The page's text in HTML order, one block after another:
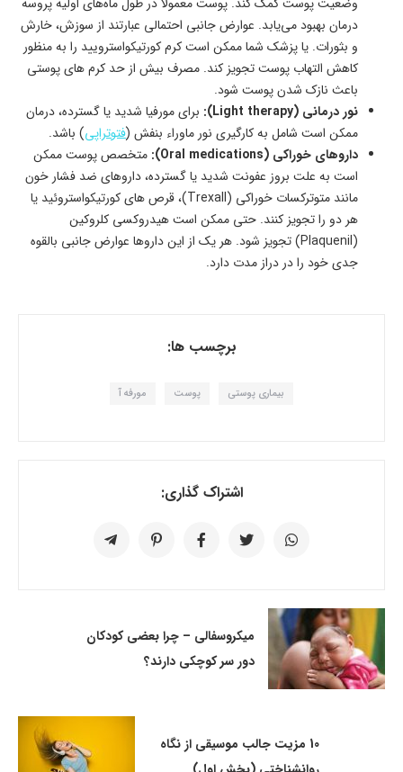
درمان بهبود می‌یابد. عوارض جانبی احتمالی عبارتند از سوزش، خارش
و بثورات. یا پزشک شما ممکن است کرم کورتیکواسترویید را به منظور
کاهش التهاب پوست تجویز کند. مصرف بیش از حد کرم های پوستی
باعث نازک شدن پوست شود.
نور درمانی (Light therapy
): برای مورفیا شدید یا گسترده، درمان
ممکن است شامل به کارگیری نور ماوراء بنفش (فتوتراپی) باشد.
داروهای خوراکی (Oral medications
): متخصص پوست ممکن
است به علت بروز عفونت شدید یا گسترده، داروهای ضد فشار خون
مانند متوترکسات خوراکی (Trexall)، قرص های کورتیکواستروئید یا
هر دو را تجویز کنند. حتی ممکن است هیدروکسی کلروکین
(Plaquenil) تجویز شود. هر یک از این داروها عوارض جانبی بالقوه
جدی خود را در دراز مدت دارد.
برچسب ها:
بیماری پوستی پوست مورفه آ
اشتراک گذاری:
میکروسفالی – چرا بعضی کودکان
دور سر کوچکی دارند؟
10 مزیت جالب موسیقی از نگاه